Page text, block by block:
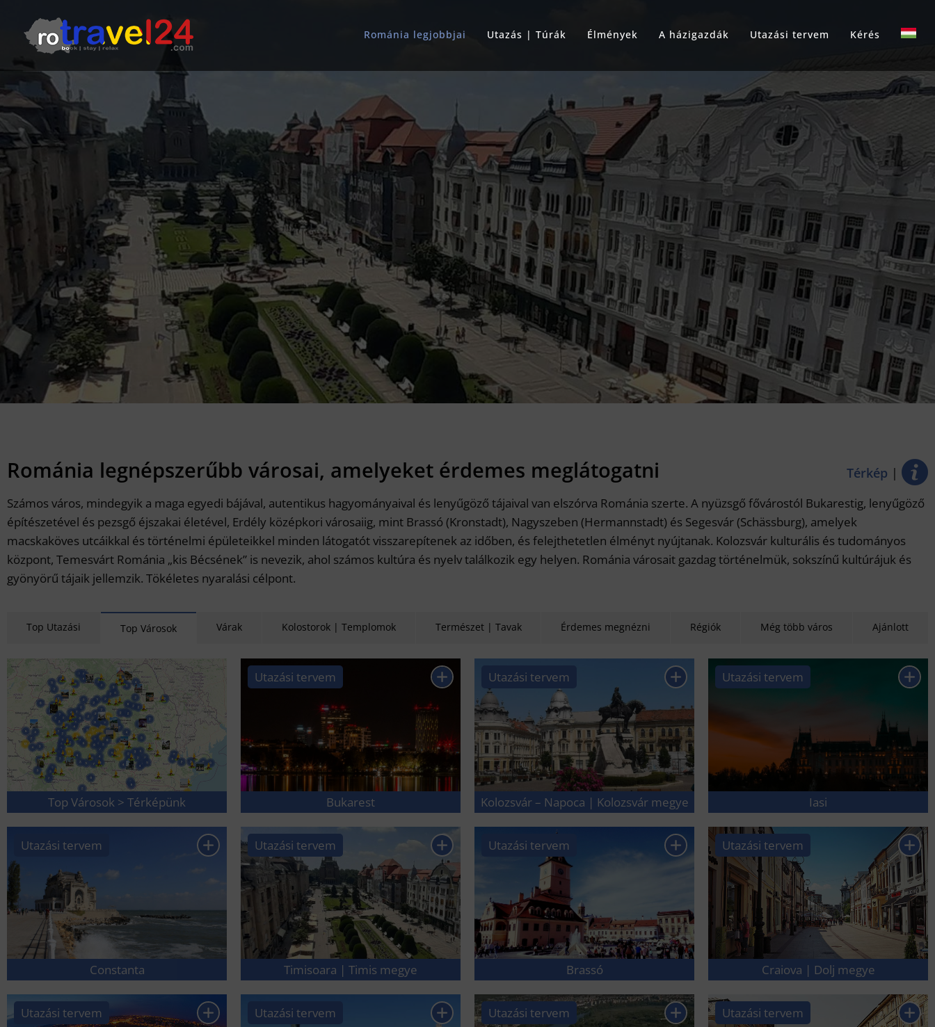
Románia legjobbjai Utazás | Túrák Élmények A házigazdák Utazási tervem Kérés
Románia legnépszerűbb városai, amelyeket érdemes meglátogatni Térkép |
Számos város, mindegyik a maga egyedi bájával, autentikus hagyományaival és lenyűgöző tájaival van elszórva Románia szerte. A nyüzsgő fővárostól Bukarestig, lenyűgöző
építészetével és pezsgő éjszakai életével, Erdély középkori városaiig, mint Brassó (Kronstadt), Nagyszeben (Hermannstadt) és Segesvár (Schässburg), amelyek
macskaköves utcáikkal és történelmi épületeikkel minden látogatót visszarepítenek az időben, és felejthetetlen élményt nyújtanak. Kolozsvár kulturális és tudományos
központ, Temesvárt Románia „kis Bécsének” is nevezik, ahol számos kultúra és nyelv találkozik egy helyen. Románia városait gazdag történelmük, sokszínű kultúrájuk és
gyönyörű tájaik jellemzik. Tökéletes nyaralási célpont.
Top Utazási Top Városok Várak Kolostorok | Templomok Természet | Tavak Érdemes megnézni Régiók Még több város Ajánlott
Top Városok > Térképünk
Utazási tervem
Bukarest
Utazási tervem
Kolozsvár – Napoca | Kolozsvár megye
Utazási tervem
Iasi
Utazási tervem
Constanta
Utazási tervem
Timisoara | Timis megye
Utazási tervem
Brassó
Utazási tervem
Craiova | Dolj megye
Utazási tervem Utazási tervem Utazási tervem Utazási tervem